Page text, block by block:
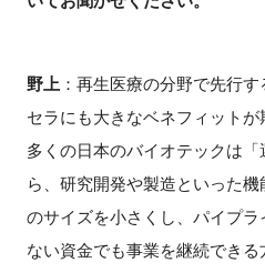
野上 ：再生医療の分野で先行
セラにも大きなベネフィットが
多くの日本のバイオテックは
ら、研究開発や製造といった
のサイズを小さくし、パイプ
ない資金でも事業を継続でき